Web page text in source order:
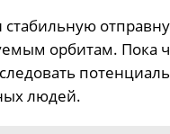
орбитам. Пока
людей.